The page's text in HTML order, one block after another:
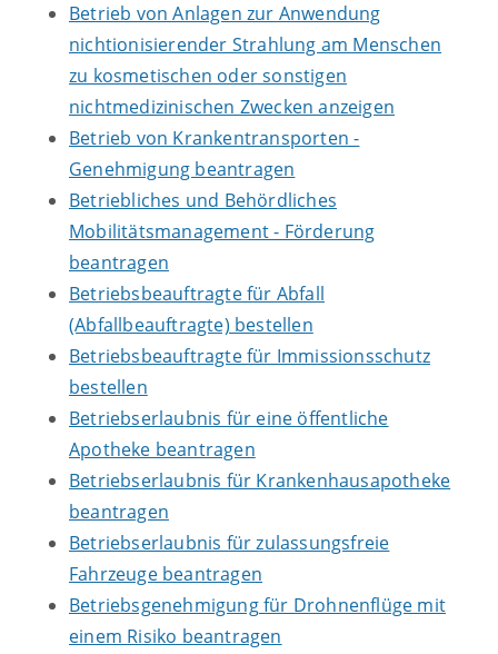
Betrieb von Anlagen zur Anwendung
nichtionisierender Strahlung am Menschen
zu kosmetischen oder sonstigen
nichtmedizinischen Zwecken anzeigen
Betrieb von Krankentransporten -
Genehmigung beantragen
Betriebliches und Behördliches
Mobilitätsmanagement - Förderung
beantragen
Betriebsbeauftragte für Abfall
(Abfallbeauftragte) bestellen
Betriebsbeauftragte für Immissionsschutz
bestellen
Betriebserlaubnis für eine öffentliche
Apotheke beantragen
Betriebserlaubnis für Krankenhausapotheke
beantragen
Betriebserlaubnis für zulassungsfreie
Fahrzeuge beantragen
Betriebsgenehmigung für Drohnenflüge mit
einem Risiko beantragen